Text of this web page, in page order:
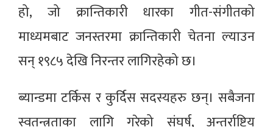
हो, जो क्रान्तिकारी धारका गीत-संगीतको
माध्यमबाट जनस्तरमा क्रान्तिकारी चेतना ल्याउन
सन् १९८५ देखि निरन्तर लागिरहेको छ।
ब्यान्डमा टर्किस र कुर्दिस सदस्यहरु छन्। सबैजना
स्वतन्त्रताका लागि गरेको संघर्ष, अन्तर्राष्ट्रिय